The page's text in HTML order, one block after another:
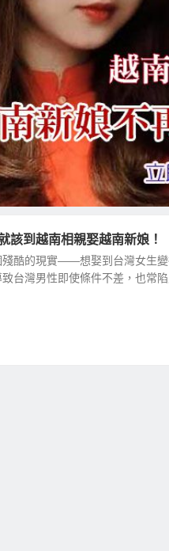
該到越南相親娶越南新娘！
酷的現實——想娶到台灣女生
台灣男性即使條件不差，也常